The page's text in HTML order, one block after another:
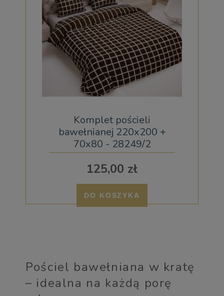
Komplet pościeli
bawełnianej 220x200 +
70x80 - 28249/2
125,00 zł
DO KOSZYKA
Pościel bawełniana w kratę
– idealna na każdą porę